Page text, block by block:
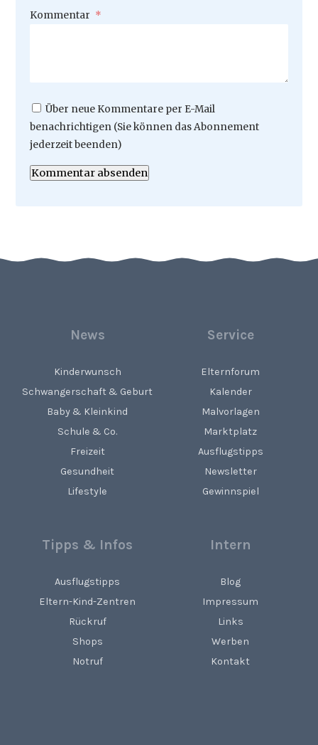
Pflichtfeld
Kommentar *
Über neue Kommentare per E-Mail
benachrichtigen (Sie können das Abonnement
jederzeit beenden)
Kommentar absenden
News
Kinderwunsch
Schwangerschaft & Geburt
Baby & Kleinkind
Schule & Co.
Freizeit
Gesundheit
Lifestyle
Service
Elternforum
Kalender
Malvorlagen
Marktplatz
Ausflugstipps
Newsletter
Gewinnspiel
Tipps & Infos
Ausflugstipps
Eltern-Kind-Zentren
Rückruf
Shops
Notruf
Intern
Blog
Impressum
Links
Werben
Kontakt